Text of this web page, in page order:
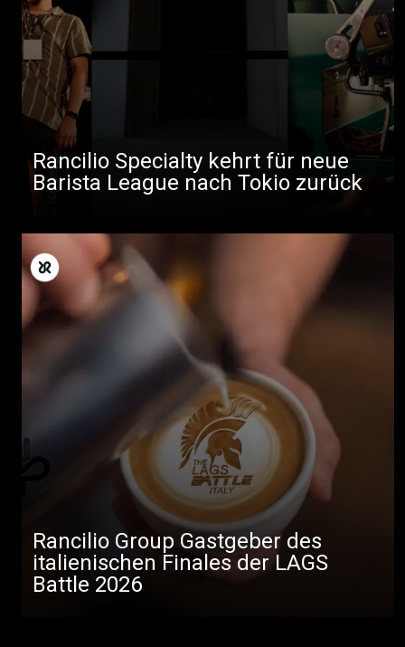
Rancilio Specialty kehrt für neue
Barista League nach Tokio zurück
Rancilio Group Gastgeber des
italienischen Finales der LAGS
Battle 2026